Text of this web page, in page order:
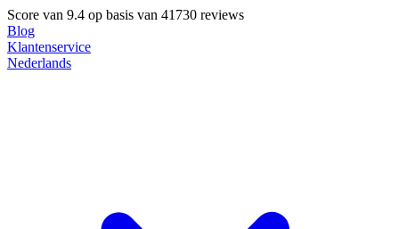
Score van 9.4 op basis van 41730 reviews
Blog
Klantenservice
Nederlands